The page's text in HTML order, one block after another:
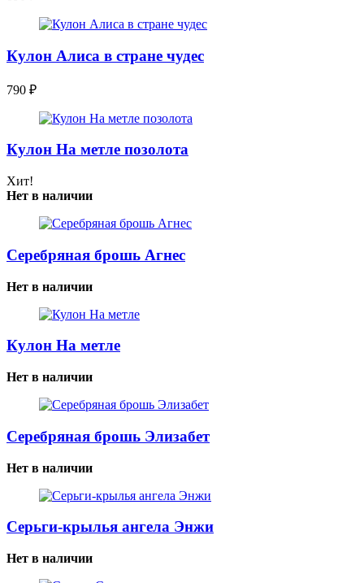
Кулон Алиса в стране чудес
790 ₽
Кулон На метле позолота
Хит!
Нет в наличии
Серебряная брошь Агнес
Нет в наличии
Кулон На метле
Нет в наличии
Серебряная брошь Элизабет
Нет в наличии
Серьги-крылья ангела Энжи
Нет в наличии